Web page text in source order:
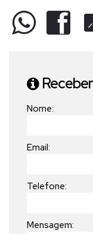
Nome:
Email:
Telefone:
Mensagem: